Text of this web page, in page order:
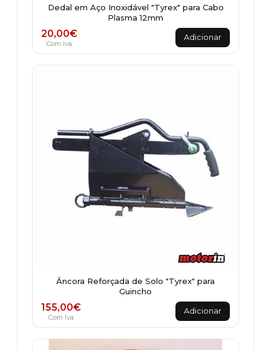
Dedal em Aço Inoxidável "Tyrex" para Cabo
Plasma 12mm
20,00€
Com Iva
Adicionar
Âncora Reforçada de Solo "Tyrex" para
Guincho
155,00€
Com Iva
Adicionar